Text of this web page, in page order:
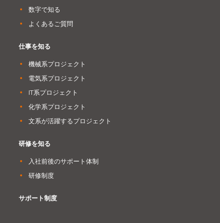
数字で知る
よくあるご質問
仕事を知る
機械系プロジェクト
電気系プロジェクト
IT系プロジェクト
化学系プロジェクト
文系が活躍するプロジェクト
研修を知る
入社前後のサポート体制
研修制度
サポート制度